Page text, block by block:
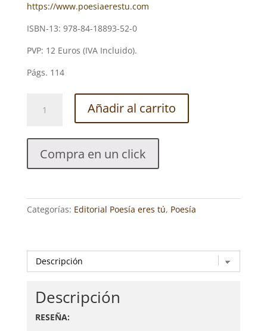
https://www.poesiaerestu.com
ISBN-13: 978-84-18893-52-0
PVP: 12 Euros (IVA Incluido).
Págs. 114
MIGUEL
ÁNGEL
MANJÓN
Añadir al carrito
Compra en un click
Categorías: Editorial Poesía eres tú, Poesía
Descripción
RESEÑA: